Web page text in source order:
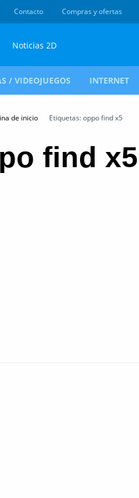
Contacto Compras y ofertas
/ VIDEOJUEGOS INTERNET
de inicio Etiquetas: oppo find x5
find x5